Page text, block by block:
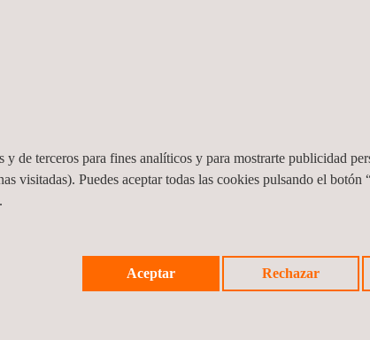
de todos nuestros hitos de innovación aquí.
de terceros para fines analíticos y para mostrarte publicidad
visitadas). Puedes aceptar todas las cookies pulsando el botón
.
Aceptar Rechazar